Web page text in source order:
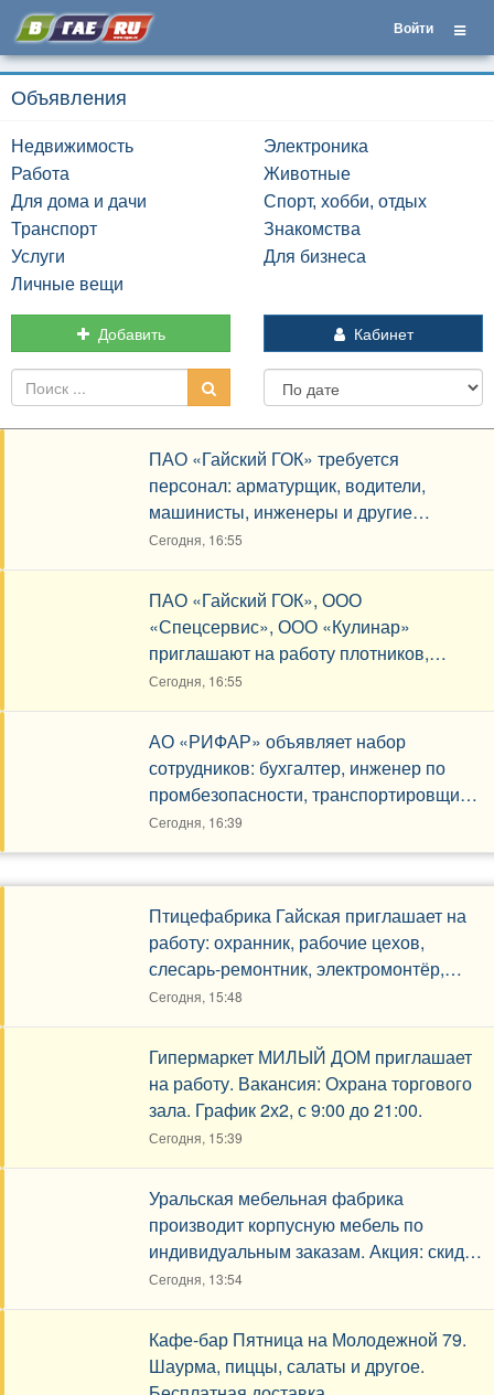
Войти
Объявления
Недвижимость
Работа
Для дома и дачи
Транспорт
Услуги
Личные вещи
Электроника
Животные
Спорт, хобби, отдых
Знакомства
Для бизнеса
Добавить Кабинет
ПАО «Гайский ГОК» требуется
персонал: арматурщик, водители,
машинисты, инженеры и другие
специалисты. Режим работы: пн-пт 8-17.
Сегодня, 16:55
ПАО «Гайский ГОК», ООО
«Спецсервис», ООО «Кулинар»
приглашают на работу плотников,
слесарей, сварщиков, поваров,
уборщиков.
Сегодня, 16:55
АО «РИФАР» объявляет набор
сотрудников: бухгалтер, инженер по
промбезопасности, транспортировщик,
слесарь-ремонтник, электромонтер и
другие вакансии.
Сегодня, 16:39
Птицефабрика Гайская приглашает на
работу: охранник, рабочие цехов,
слесарь-ремонтник, электромонтёр,
уборщик, токарь, разнорабочие.
Сегодня, 15:48
Гипермаркет МИЛЫЙ ДОМ приглашает
на работу. Вакансия: Охрана торгового
зала. График 2х2, с 9:00 до 21:00.
Сегодня, 15:39
Уральская мебельная фабрика
производит корпусную мебель по
индивидуальным заказам. Акция: скидка
10% и подарки.
Сегодня, 13:54
Кафе-бар Пятница на Молодежной 79.
Шаурма, пиццы, салаты и другое.